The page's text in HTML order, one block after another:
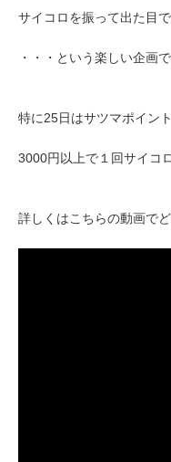
サイコロを振って出た目
・・・という楽しい企画で
特に25日はサツマポイン
3000円以上で１回サイコ
詳しくはこちらの動画でど